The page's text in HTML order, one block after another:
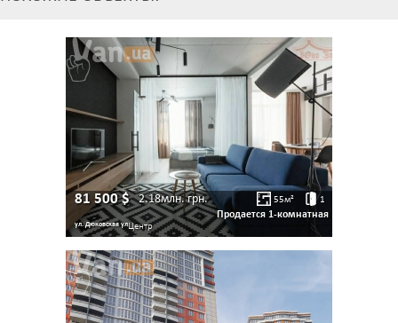
81 500$ 2.18млн.грн. 55м² 1
Продается 1-комнатная
ул. Дюковская улЦентр